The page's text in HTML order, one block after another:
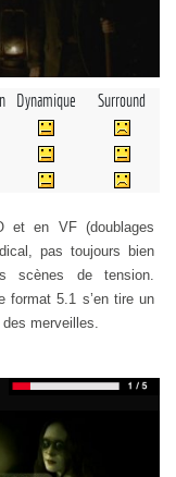
Dynamique
Surround
et en VF (doublages
pas toujours bien
scènes de tension.
format 5.1 s’en tire un
merveilles.